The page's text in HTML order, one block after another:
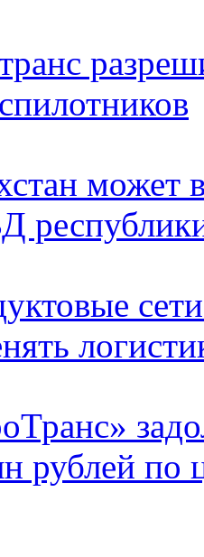
может
рублей